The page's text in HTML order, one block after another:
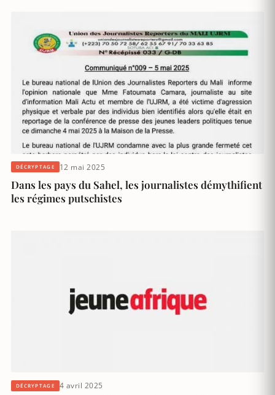
DÉCRYPTAGE 12 mai 2025
Dans les pays du Sahel, les journalistes démythifient
les régimes putschistes
DÉCRYPTAGE 4 avril 2025